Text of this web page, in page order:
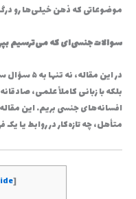
موضوعاتی که ذهن خیلی‌ها رو
سوالات جنسی‌ای که می‌ترسیم
در این
بلکه با زبانی کاملاً علمی،
افسانه‌های جنسی بریم. این
متأهل، چه تازه‌کار در روابط یا یک
]